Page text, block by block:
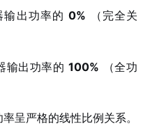
输出功率的0% （完全关
输出功率的100% （全功
呈严格的线性比例关系。